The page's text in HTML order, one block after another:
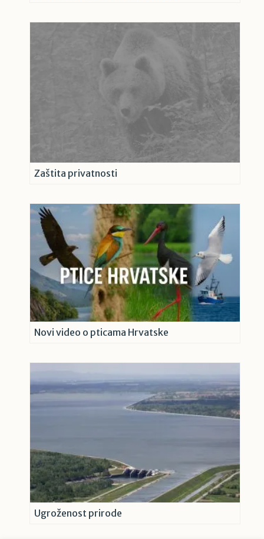
Zaštita privatnosti
Novi video o pticama Hrvatske
Ugroženost prirode